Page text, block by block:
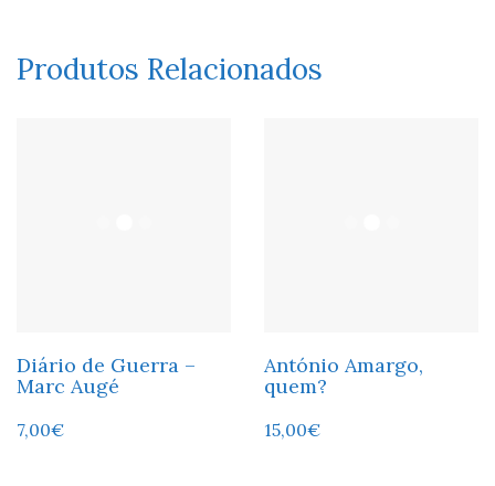
Produtos Relacionados
Diário de Guerra –
Marc Augé
7,00€
António Amargo,
quem?
15,00€